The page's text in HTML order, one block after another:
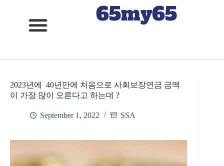
65my65
2023년에 40년만에 처음으로 사회보장연금 금액
이 가장 많이 오른다고 하는데 ?
September 1, 2022 SSA